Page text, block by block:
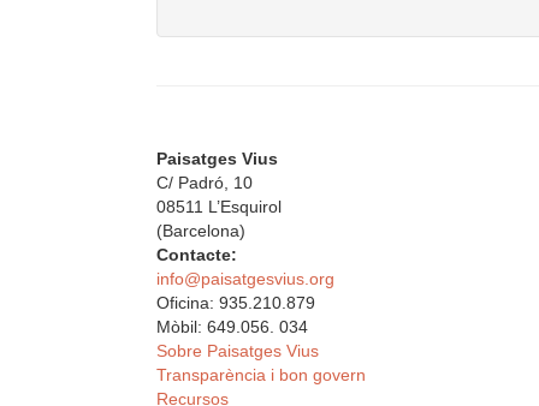
Paisatges Vius
C/ Padró, 10
08511 L’Esquirol
(Barcelona)
Contacte:
info@paisatgesvius.org
Oficina: 935.210.879
Mòbil: 649.056. 034
Sobre Paisatges Vius
Transparència i bon govern
Recursos